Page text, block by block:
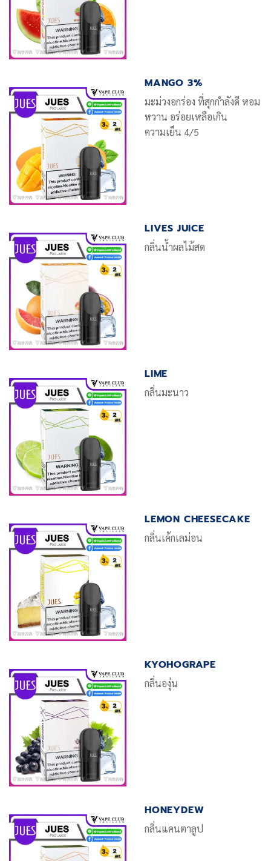
MANGO 3%
มะม่วงอกร่อง ที่สุกกำลังดี หอม
หวาน อร่อยเหลือเกิน
ความเย็น 4/5
LIVES JUICE
กลิ่นน้ำผลไม้สด
LIME
กลิ่นมะนาว
LEMON CHEESECAKE
กลิ่นเค้กเลม่อน
KYOHOGRAPE
กลิ่นองุ่น
HONEYDEW
กลิ่นแคนตาลูป